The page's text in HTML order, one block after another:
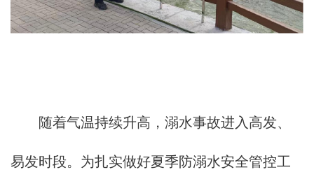
随着气温持续升高，溺水事故进入高发、
易发时段。为扎实做好夏季防溺水安全管控工